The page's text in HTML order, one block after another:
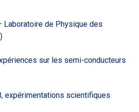
Laboratoire de Physique des
sur les semi-conducteurs
expérimentations scientifiques